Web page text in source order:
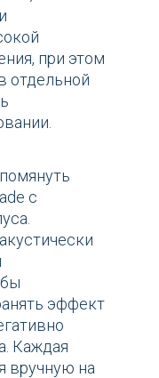
при этом
отдельной
с
эффект
Каждая
вручную на